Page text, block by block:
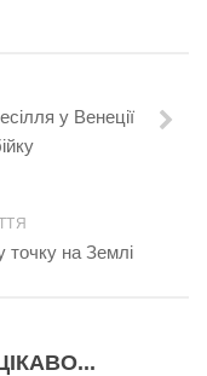
у Венеції
точку на Землі